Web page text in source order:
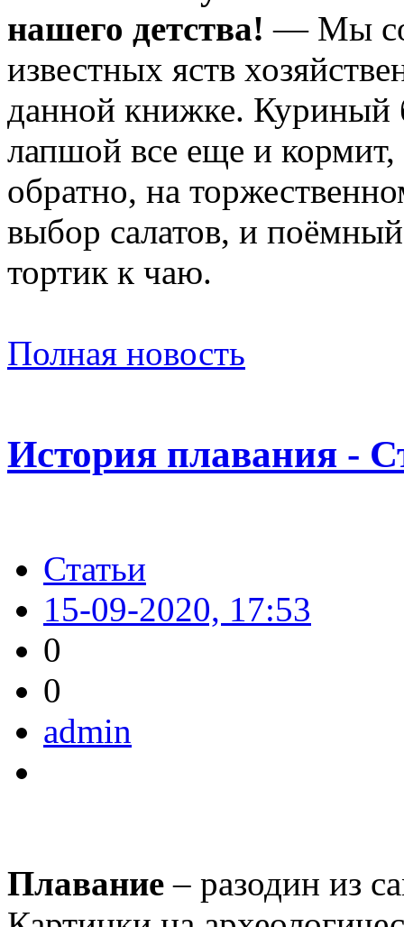
нашего детства! — Мы
известных яств
данной книжке. Куриный
лапшой все еще и
обратно, на
выбор салатов, и
тортик к чаю.
Полная новость
История плавания -
Статьи
15-09-2020, 17:53
0
0
admin
Плавание – разодин из